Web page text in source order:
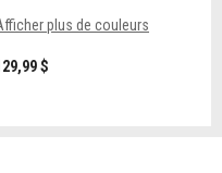
plus de couleurs
$